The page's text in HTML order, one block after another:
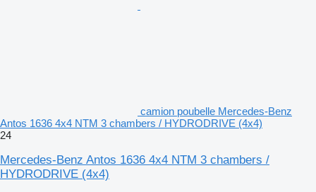
camion poubelle Mercedes-Benz
Antos 1636 4x4 NTM 3 chambers / HYDRODRIVE (4x4)
24
Mercedes-Benz Antos 1636 4x4 NTM 3 chambers /
HYDRODRIVE (4x4)